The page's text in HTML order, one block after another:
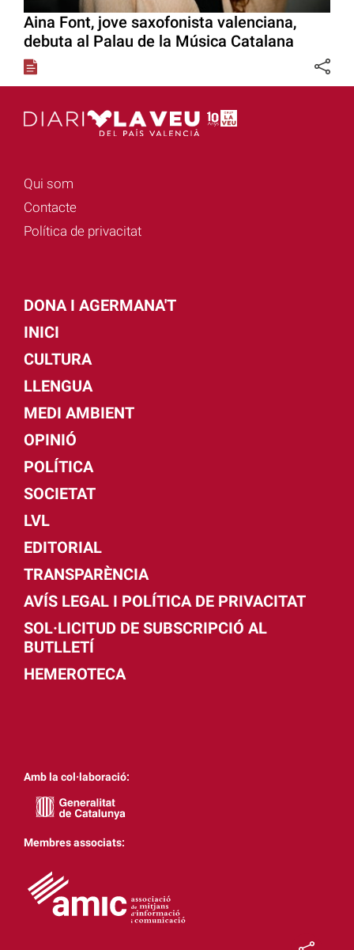
Aina Font, jove saxofonista valenciana,
debuta al Palau de la Música Catalana
Qui som
Contacte
Política de privacitat
DONA I AGERMANA'T
INICI
CULTURA
LLENGUA
MEDI AMBIENT
OPINIÓ
POLÍTICA
SOCIETAT
LVL
EDITORIAL
TRANSPARÈNCIA
AVÍS LEGAL I POLÍTICA DE PRIVACITAT
SOL·LICITUD DE SUBSCRIPCIÓ AL
BUTLLETÍ
HEMEROTECA
Amb la col·laboració:
Membres associats: